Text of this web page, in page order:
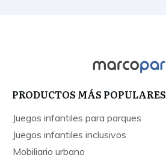
PRODUCTOS MÁS POPULARES
Juegos infantiles para parques
Juegos infantiles inclusivos
Mobiliario urbano